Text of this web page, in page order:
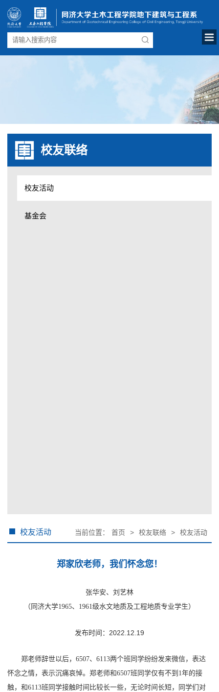
校友联络
校友活动
基金会
校友活动 当前位置： 首页 > 校友联络 > 校友活动
郑家欣老师，我们怀念您！
张华安、刘艺林
（同济大学1965、 1961 级水文地质及工程地质专业学生）
发布时间：2022.12.19
郑老师辞世以后， 6507、 6113两个班同学纷纷发来微信，表达
怀念之情，表示沉痛哀悼。郑老师和6507班同学仅有不到 1 年的接
触，和6113班同学接触时间比较长一些，无论时间长短，同学们对